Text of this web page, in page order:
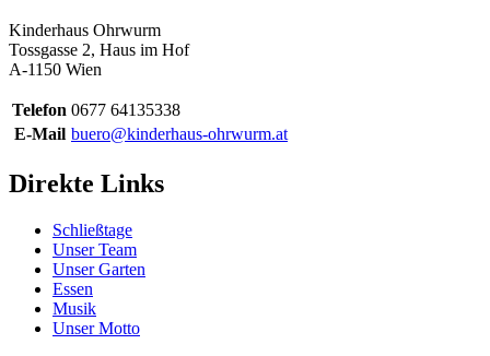
Kinderhaus Ohrwurm
Tossgasse 2, Haus im Hof
A-1150 Wien
Telefon 0677 64135338
E-Mail buero@kinderhaus-ohrwurm.at
Direkte Links
Schließtage
Unser Team
Unser Garten
Essen
Musik
Unser Motto